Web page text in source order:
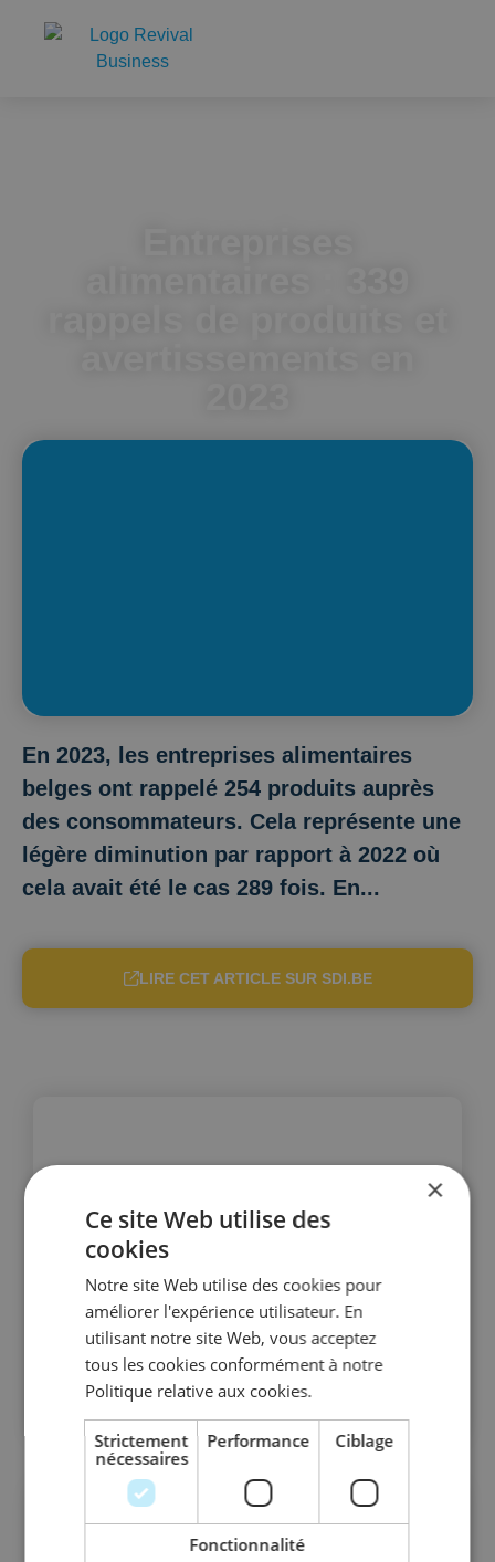
En 2023, les entreprises alimentaires
belges ont rappelé 254 produits auprès
des consommateurs. Cela représente une
légère diminution par rapport à 2022 où
cela avait été le cas 289 fois. En...
LIRE CET ARTICLE SUR SDI.BE
×
Ce site Web utilise des
cookies
Notre site Web utilise des cookies pour
améliorer l'expérience utilisateur. En
utilisant notre site Web, vous acceptez
tous les cookies conformément à notre
Politique relative aux cookies.
Strictement
nécessaires
Performance Ciblage
Fonctionnalité